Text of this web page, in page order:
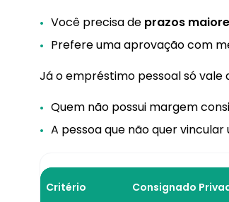
Você precisa de prazos
Prefere uma aprovação com
Já o empréstimo pessoal só vale
Quem não possui margem
A pessoa que não quer
Critério Consignado